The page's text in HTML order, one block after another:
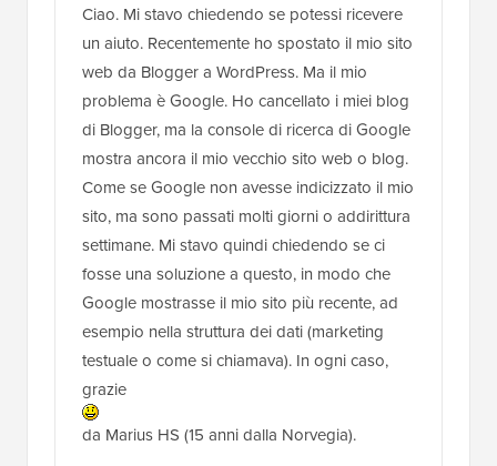
Ciao. Mi stavo chiedendo se potessi ricevere
un aiuto. Recentemente ho spostato il mio sito
web da Blogger a WordPress. Ma il mio
problema è Google. Ho cancellato i miei blog
di Blogger, ma la console di ricerca di Google
mostra ancora il mio vecchio sito web o blog.
Come se Google non avesse indicizzato il mio
sito, ma sono passati molti giorni o addirittura
settimane. Mi stavo quindi chiedendo se ci
fosse una soluzione a questo, in modo che
Google mostrasse il mio sito più recente, ad
esempio nella struttura dei dati (marketing
testuale o come si chiamava). In ogni caso,
grazie
da Marius HS (15 anni dalla Norvegia).